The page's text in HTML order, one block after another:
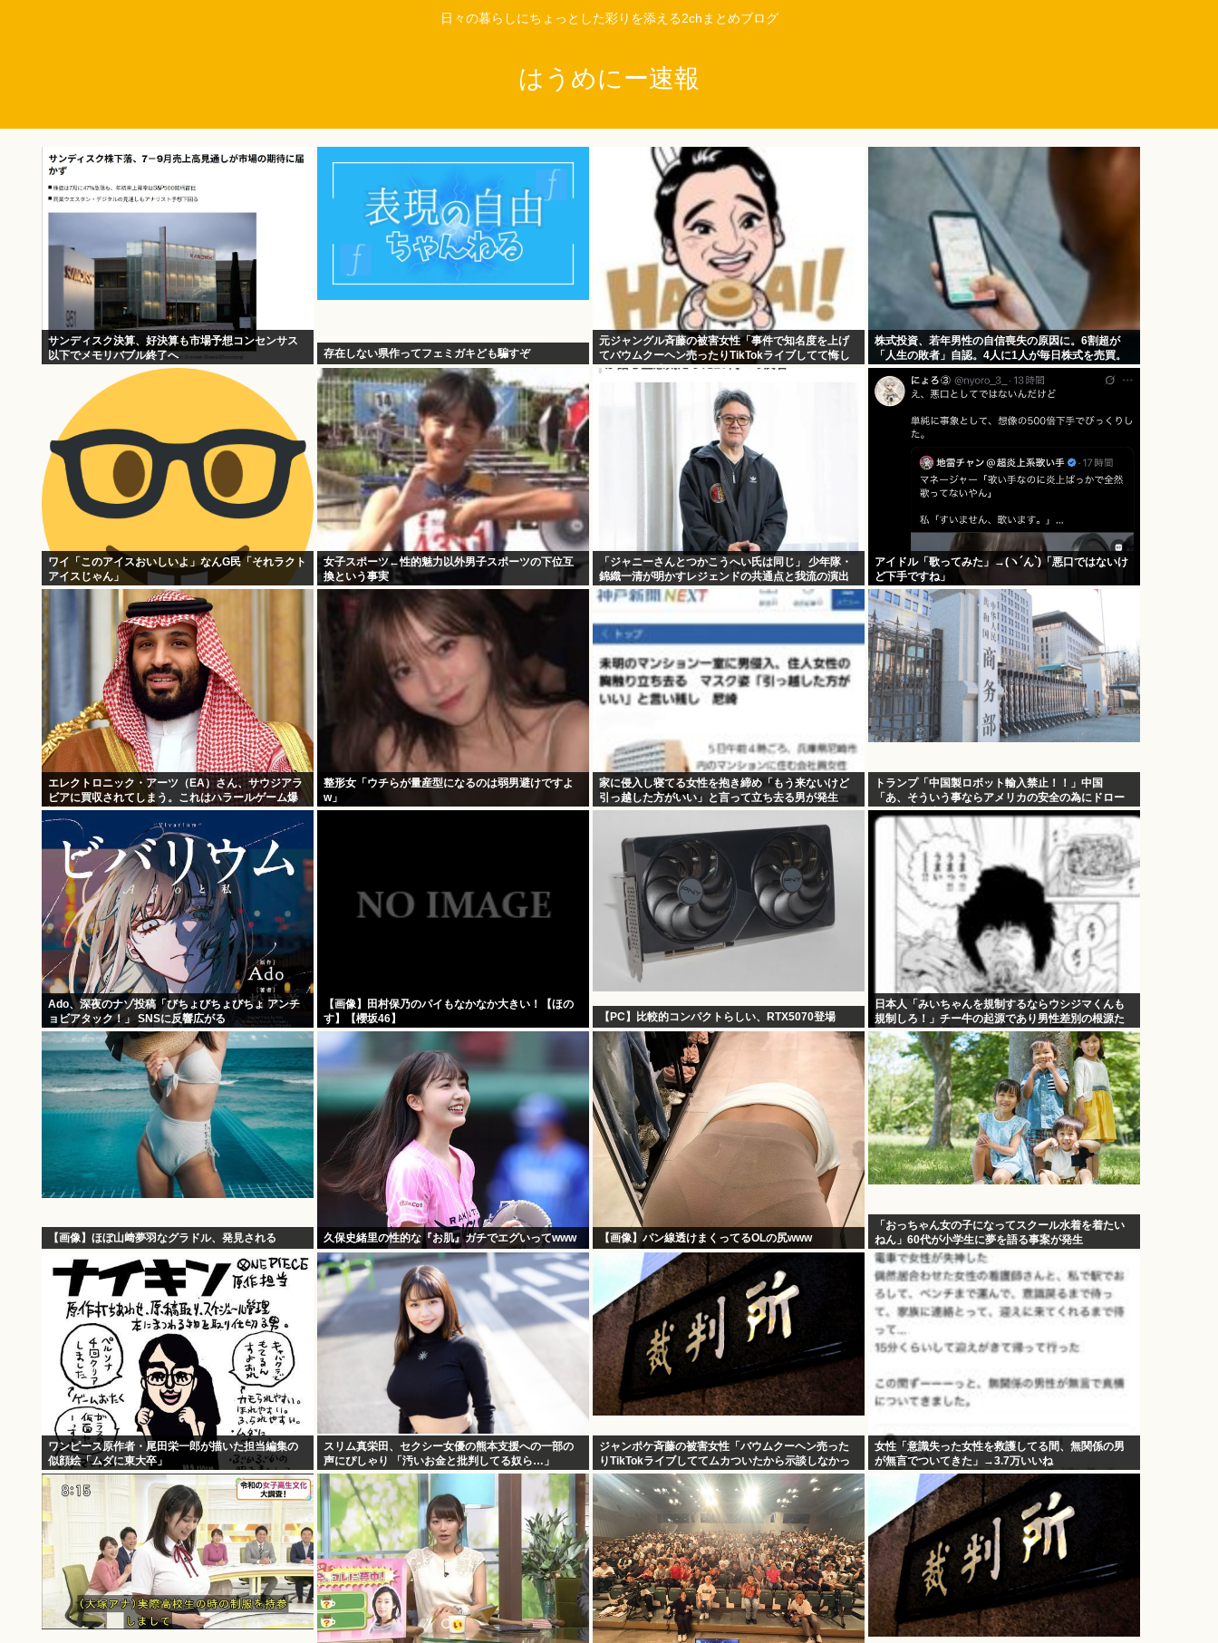
日々の暮らしにちょっとした彩りを添える2chまとめブログ
はうめにー速報
サンディスク決算、好決算も市場予想コンセンサス
以下でメモリバブル終了へ
存在しない県作ってフェミガキども騙すぞ
元ジャングル斉藤の被害女性「事件で知名度を上げ
てバウムクーヘン売ったりTikTokライブしてて悔し
さと怒りを感じた」
株式投資、若年男性の自信喪失の原因に。6割超が
「人生の敗者」自認。4人に1人が毎日株式を売買。
ワイ「このアイスおいしいよ」なんG民「それラクト
アイスじゃん」
女子スポーツ←性的魅力以外男子スポーツの下位互
換という事実
「ジャニーさんとつかこうへい氏は同じ」 少年隊・
錦織一清が明かすレジェンドの共通点と我流の演出
論
アイドル「歌ってみた」→(ヽ´ん`)「悪口ではないけ
ど下手ですね」
エレクトロニック・アーツ（EA）さん、サウジアラ
ビアに買収されてしまう。これはハラールゲーム爆
誕か
整形女「ウチらが量産型になるのは弱男避けですよ
w」
家に侵入し寝てる女性を抱き締め「もう来ないけど
引っ越した方がいい」と言って立ち去る男が発生
トランプ「中国製ロボット輸入禁止！！」中国
「あ、そういう事ならアメリカの安全の為にドロー
ンの輸出も止めるね？」
Ado、深夜のナゾ投稿「びちょびちょびちょ アンチ
ョビアタック！」 SNSに反響広がる
【画像】田村保乃のパイもなかなか大きい！【ほの
す】【櫻坂46】
【PC】比較的コンパクトらしい、RTX5070登場
日本人「みいちゃんを規制するならウシジマくんも
規制しろ！」チー牛の起源であり男性差別の根源た
るウシジマを許すな！！！
【画像】ほぼ山﨑夢羽なグラドル、発見される 久保史緒里の性的な『お肌』ガチでエグいってwww 【画像】パン線透けまくってるOLの尻www
「おっちゃん女の子になってスクール水着を着たい
ねん」60代が小学生に夢を語る事案が発生
ワンピース原作者・尾田栄一郎が描いた担当編集の
似顔絵「ムダに東大卒」
スリム真栄田、セクシー女優の熊本支援への一部の
声にぴしゃり 「汚いお金と批判してる奴ら…」
ジャンポケ斉藤の被害女性「バウムクーヘン売った
りTikTokライブしててムカついたから示談しなかっ
た」
女性「意識失った女性を救護してる間、無関係の男
が無言でついてきた」→3.7万いいね